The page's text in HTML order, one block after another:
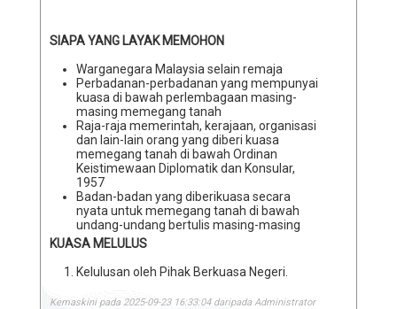
SIAPA YANG LAYAK MEMOHON
Warganegara Malaysia selain remaja
Perbadanan-perbadanan yang mempunyai
kuasa di bawah perlembagaan masing-
masing memegang tanah
Raja-raja memerintah, kerajaan, organisasi
dan lain-lain orang yang diberi kuasa
memegang tanah di bawah Ordinan
Keistimewaan Diplomatik dan Konsular,
1957
Badan-badan yang diberikuasa secara
nyata untuk memegang tanah di bawah
undang-undang bertulis masing-masing
KUASA MELULUS
Kelulusan oleh Pihak Berkuasa Negeri.
Kemaskini pada 2025-09-23 16:33:04 daripada Administrator